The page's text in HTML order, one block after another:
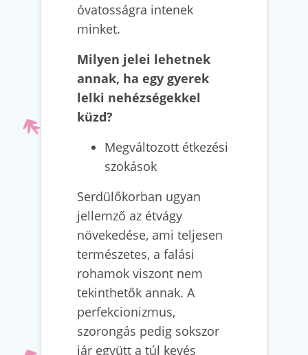
óvatosságra intenek
minket.
Milyen jelei lehetnek
annak, ha egy gyerek
lelki nehézségekkel
küzd?
Megváltozott étkezési
szokások
Serdülőkorban ugyan
jellemző az étvágy
növekedése, ami teljesen
természetes, a falási
rohamok viszont nem
tekinthetők annak. A
perfekcionizmus,
szorongás pedig sokszor
jár együtt a túl kevés